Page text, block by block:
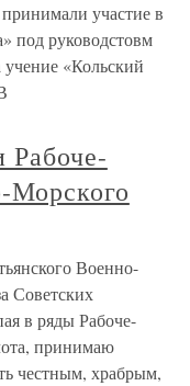
участие в
руководстовм
«Кольский
Рабоче-
Морского
Военно-
Советских
в ряды Рабоче-
принимаю
честным, храбрым,